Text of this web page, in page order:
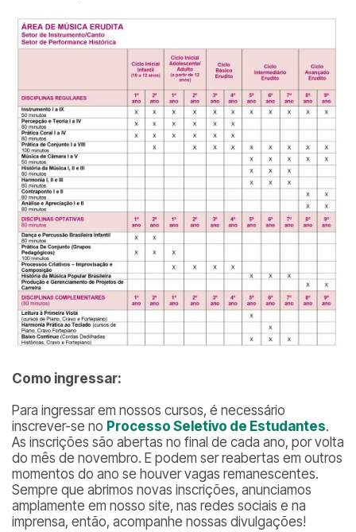
Como ingressar:
Para ingressar em nossos cursos, é necessário
inscrever-se no Processo Seletivo de Estudantes.
As inscrições são abertas no final de cada ano, por volta
do mês de novembro. E podem ser reabertas em outros
momentos do ano se houver vagas remanescentes.
Sempre que abrimos novas inscrições, anunciamos
amplamente em nosso site, nas redes sociais e na
imprensa, então, acompanhe nossas divulgações!